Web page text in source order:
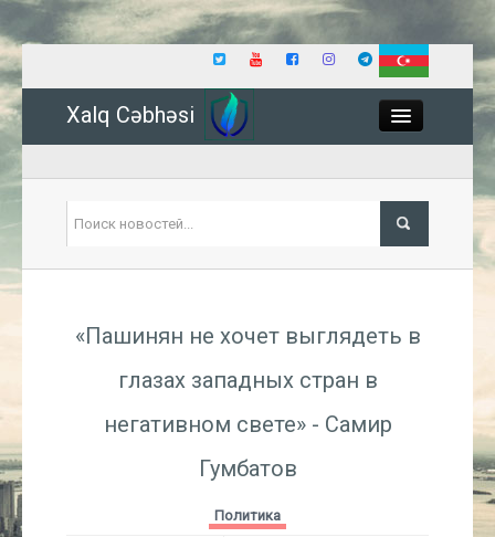
Xalq Cəbhəsi
Экономика
«Пашинян не хочет выглядеть в
глазах западных стран в
негативном свете» - Самир
Гумбатов
Политика